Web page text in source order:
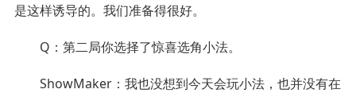
是这样诱导的。我们准备得很好。
Q：第二局你选择了惊喜选角小法。
ShowMaker：我也没想到今天会玩小法，也并没有在